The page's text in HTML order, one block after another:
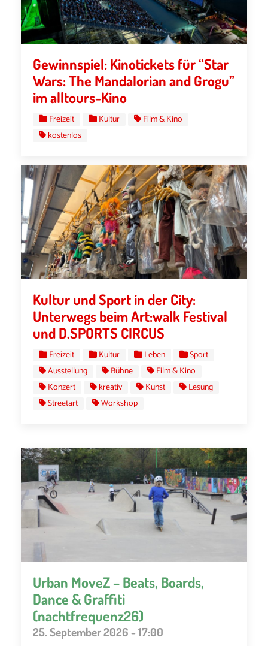
Gewinnspiel: Kinotickets für “Star
Wars: The Mandalorian and Grogu”
im alltours-Kino
Freizeit Kultur
Film & Kino
kostenlos
Kultur und Sport in der City:
Unterwegs beim Art:walk Festival
und D.SPORTS CIRCUS
Freizeit Kultur Leben
Sport
Ausstellung
Bühne
Film & Kino
Konzert
kreativ Kunst
Lesung
Streetart
Workshop
Urban MoveZ – Beats, Boards,
Dance & Graffiti
(nachtfrequenz26)
25. September 2026 - 17:00